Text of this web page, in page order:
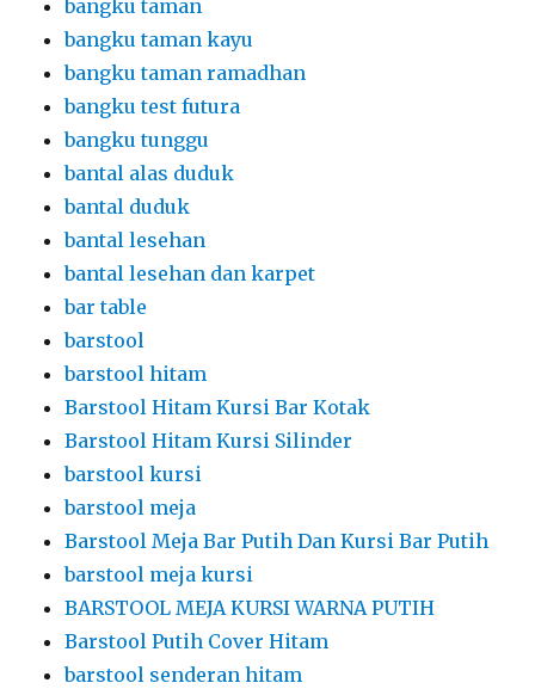
bangku taman
bangku taman kayu
bangku taman ramadhan
bangku test futura
bangku tunggu
bantal alas duduk
bantal duduk
bantal lesehan
bantal lesehan dan karpet
bar table
barstool
barstool hitam
Barstool Hitam Kursi Bar Kotak
Barstool Hitam Kursi Silinder
barstool kursi
barstool meja
Barstool Meja Bar Putih Dan Kursi Bar Putih
barstool meja kursi
BARSTOOL MEJA KURSI WARNA PUTIH
Barstool Putih Cover Hitam
barstool senderan hitam